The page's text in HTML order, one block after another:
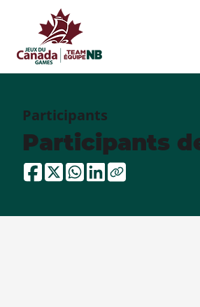
Participants
Participants